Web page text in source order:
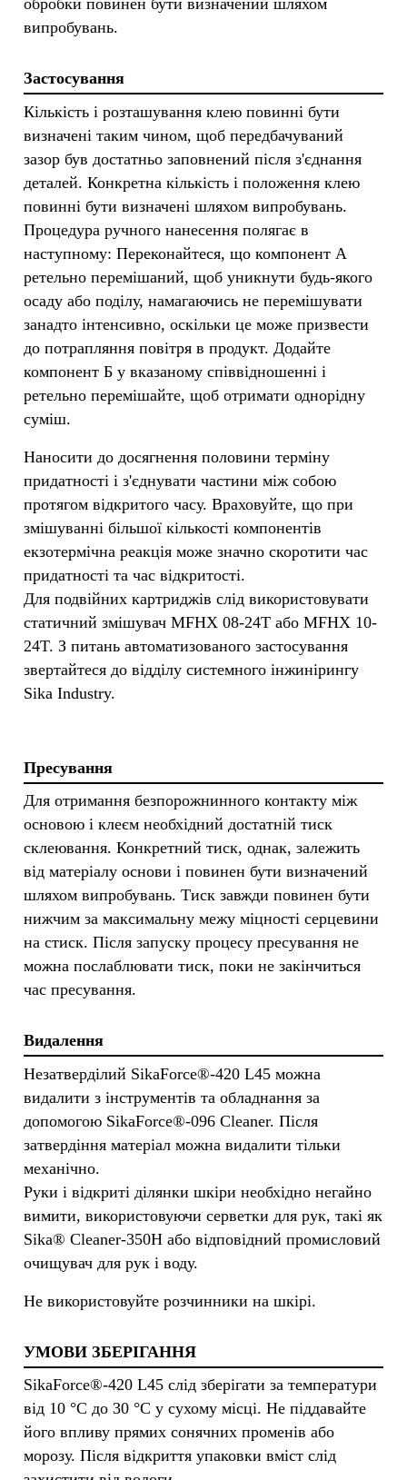
обробки повинен бути визначений шляхом
випробувань.
Застосування
Кількість і розташування клею повинні бути
визначені таким чином, щоб передбачуваний
зазор був достатньо заповнений після з'єднання
деталей. Конкретна кількість і положення клею
повинні бути визначені шляхом випробувань.
Процедура ручного нанесення полягає в
наступному: Переконайтеся, що компонент А
ретельно перемішаний, щоб уникнути будь-якого
осаду або поділу, намагаючись не перемішувати
занадто інтенсивно, оскільки це може призвести
до потрапляння повітря в продукт. Додайте
компонент Б у вказаному співвідношенні і
ретельно перемішайте, щоб отримати однорідну
суміш.
Наносити до досягнення половини терміну
придатності і з'єднувати частини між собою
протягом відкритого часу. Враховуйте, що при
змішуванні більшої кількості компонентів
екзотермічна реакція може значно скоротити час
придатності та час відкритості.
Для подвійних картриджів слід використовувати
статичний змішувач MFHX 08-24T або MFHX 10-
24T. З питань автоматизованого застосування
звертайтеся до відділу системного інжинірингу
Sika Industry.
Пресування
Для отримання безпорожнинного контакту між
основою і клеєм необхідний достатній тиск
склеювання. Конкретний тиск, однак, залежить
від матеріалу основи і повинен бути визначений
шляхом випробувань. Тиск завжди повинен бути
нижчим за максимальну межу міцності серцевини
на стиск. Після запуску процесу пресування не
можна послаблювати тиск, поки не закінчиться
час пресування.
Видалення
Незатверділий SikaForce®-420 L45 можна
видалити з інструментів та обладнання за
допомогою SikaForce®-096 Cleaner. Після
затвердіння матеріал можна видалити тільки
механічно.
Руки і відкриті ділянки шкіри необхідно негайно
вимити, використовуючи серветки для рук, такі як
Sika® Cleaner-350H або відповідний промисловий
очищувач для рук і воду.
Не використовуйте розчинники на шкірі.
УМОВИ ЗБЕРІГАННЯ
SikaForce®-420 L45 слід зберігати за температури
від 10 °C до 30 °C у сухому місці. Не піддавайте
його впливу прямих сонячних променів або
морозу. Після відкриття упаковки вміст слід